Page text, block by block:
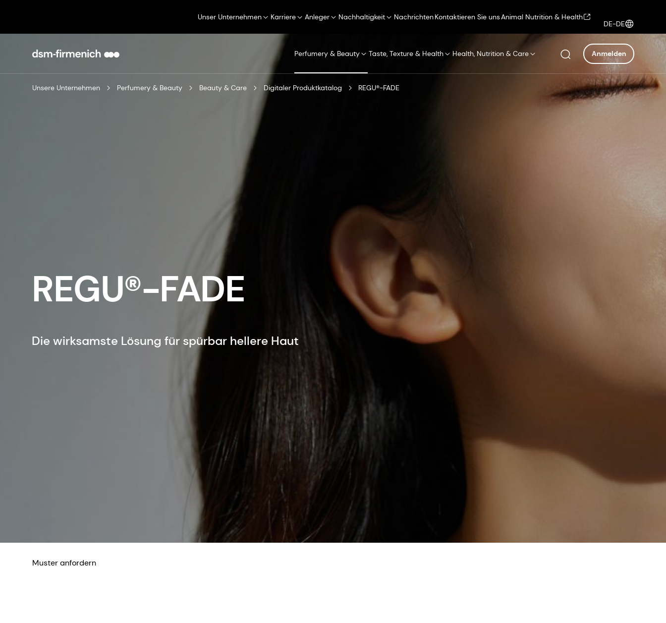
Unser Unternehmen Karriere Anleger Nachhaltigkeit NachrichtenKontaktieren Sie unsAnimal Nutrition & Health
DE-DE
Perfumery & Beauty Taste, Texture & Health Health, Nutrition & Care Anmelden
Unsere Unternehmen Perfumery & Beauty Beauty & Care Digitaler Produktkatalog REGU®-FADE
REGU®-FADE
Die wirksamste Lösung für spürbar hellere Haut
Muster anfordern